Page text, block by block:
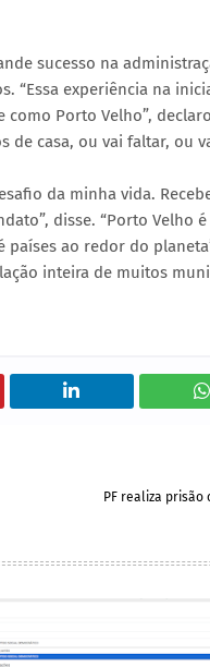
sucesso na
“Essa experiência na
Porto Velho”,
de casa, ou vai faltar, ou
da minha vida.
disse. “Porto Velho
ao redor do
inteira de muitos
PF realiza